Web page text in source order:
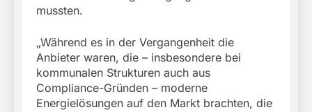
mussten.
„Während es in der Vergangenheit die
Anbieter waren, die – insbesondere bei
kommunalen Strukturen auch aus
Compliance-Gründen – moderne
Energielösungen auf den Markt brachten, die